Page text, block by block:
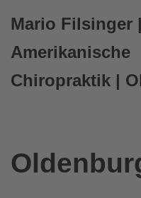
Inhalt
springen
Mario Filsinger
Amerikanische
Chiropraktik |